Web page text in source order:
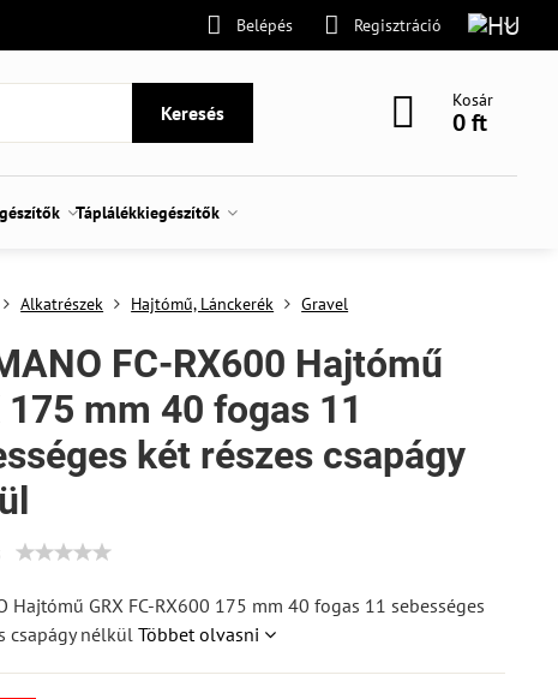
Belépés Regisztráció
Keresés
Kosár
0 ft
Táplálékkiegészítők
Alkatrészek Hajtómű, Lánckerék Gravel
FC-RX600 Hajtómű
175 mm 40 fogas 11
két részes csapágy
Hajtómű GRX FC-RX600 175 mm 40 fogas 11 sebességes
csapágy nélkülTöbbet olvasni